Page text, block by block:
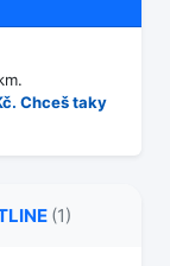
Chceš taky
(1)